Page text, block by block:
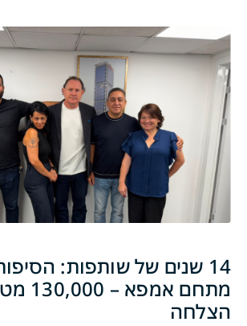
14 שנים של שותפות:
מתחם
הצלחה